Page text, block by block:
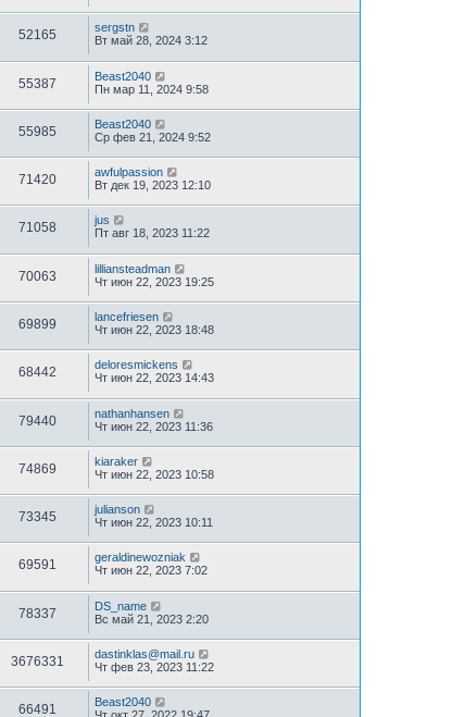
52165
sergstn
Вт май 28, 2024 3:12
55387
Beast2040
Пн мар 11, 2024 9:58
55985
Beast2040
Ср фев 21, 2024 9:52
71420
awfulpassion
Вт дек 19, 2023 12:10
71058
jus
Пт авг 18, 2023 11:22
70063
lilliansteadman
Чт июн 22, 2023 19:25
69899
lancefriesen
Чт июн 22, 2023 18:48
68442
deloresmickens
Чт июн 22, 2023 14:43
79440
nathanhansen
Чт июн 22, 2023 11:36
74869
kiaraker
Чт июн 22, 2023 10:58
73345
julianson
Чт июн 22, 2023 10:11
69591
geraldinewozniak
Чт июн 22, 2023 7:02
78337
DS_name
Вс май 21, 2023 2:20
3676331
dastinklas@mail.ru
Чт фев 23, 2023 11:22
66491
Beast2040